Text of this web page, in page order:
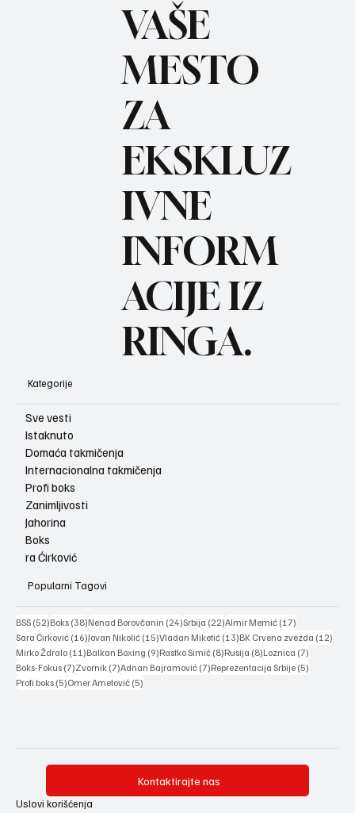
REC
VAŠE
MESTO
ZA
EKSKLUZ
IVNE
INFORM
ACIJE IZ
RINGA.
Kategorije
Sve vesti
Istaknuto
Domaća takmičenja
Internacionalna takmičenja
Profi boks
Zanimljivosti
Jahorina
Boks
ra Ćirković
Popularni Tagovi
BSS (52)52 posts
Boks (38)38 posts
Nenad Borovčanin (24)24 posts
Srbija (22)22 posts
Almir Memić (17)
Sara Ćirković (16)16 posts
Jovan Nikolić (15)15 posts
Vladan Miketić (13)13 posts
BK Crvena zvezda (12)
Mirko Ždralo (11)11 posts
Balkan Boxing (9)9 posts
Rastko Simić (8)8 posts
Rusija (8)8 posts
Loznica (7)
Boks-Fokus (7)7 posts
Zvornik (7)7 posts
Adnan Bajramović (7)7 posts
Reprezentacija Srbije (5)
Profi boks (5)5 posts
Omer Ametović (5)
Kontaktirajte nas
Uslovi korišćenja